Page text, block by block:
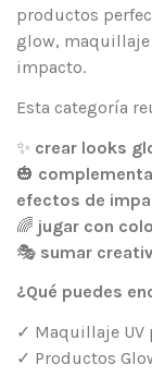
productos
glow,
impacto.
Esta categoría
✨ crear looks
🎃
efectos de
🌈 jugar con
🎭 sumar
¿Qué puedes
✓ Maquillaje UV
✓ Productos